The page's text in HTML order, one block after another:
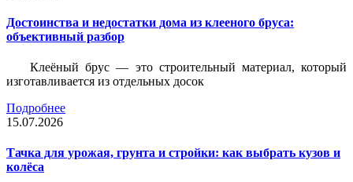
Достоинства и недостатки дома из клееного бруса:
объективный разбор
Клеёный брус — это строительный материал, который
изготавливается из отдельных досок
Подробнее
15.07.2026
Тачка для урожая, грунта и стройки: как выбрать кузов и
колёса